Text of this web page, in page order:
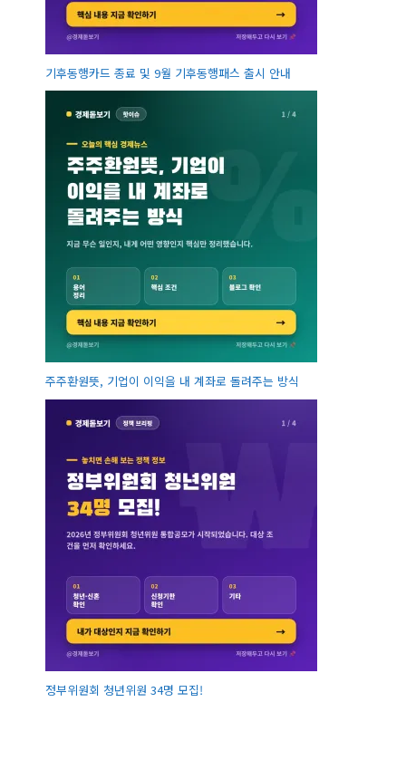
기후동행카드 종료 및 9월 기후동행패스 출시 안내
주주환원뜻, 기업이 이익을 내 계좌로 돌려주는 방식
정부위원회 청년위원 34명 모집!